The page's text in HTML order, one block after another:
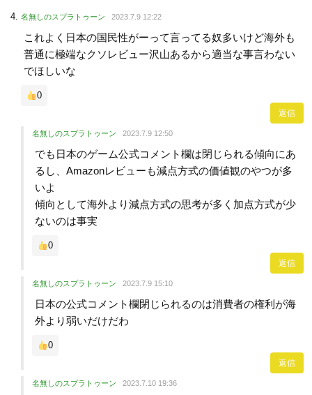
名無しのスプラトゥーン 2023.7.9 12:22
これよく日本の国民性がーって言ってる奴多いけど海外も
普通に極端なクソレビュー沢山あるから適当な事言わない
でほしいな
0
返信
名無しのスプラトゥーン 2023.7.9 12:50
でも日本のゲーム公式コメント欄は閉じられる傾向にあ
るし、Amazonレビューも減点方式の価値観のやつが多
いよ
傾向として海外より減点方式の思考が多く加点方式が少
ないのは事実
0
返信
名無しのスプラトゥーン 2023.7.9 15:10
日本の公式コメント欄閉じられるのは消費者の権利が海
外より弱いだけだわ
0
返信
名無しのスプラトゥーン 2023.7.10 19:36